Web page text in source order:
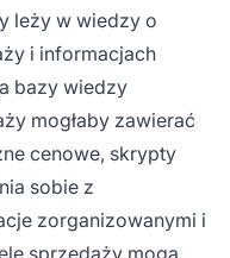
leży w wiedzy o
i informacjach
bazy wiedzy
mogłaby zawierać
cenowe, skrypty
sobie z
zorganizowanymi i
sprzedaży mogą